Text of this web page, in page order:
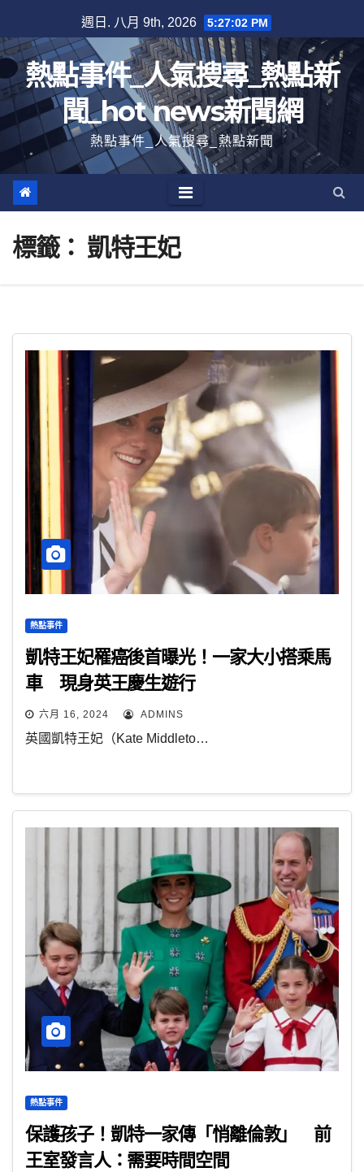
至
內
容
週日. 八月 9th, 2026 5:27:03 PM
熱點事件_人氣搜尋_熱點新
聞_hot news新聞網
熱點事件_人氣搜尋_熱點新聞
標籤： 凱特王妃
熱點事件
凱特王妃罹癌後首曝光！一家大小搭乘馬
車 現身英王慶生遊行
六月 16, 2024 ADMINS
英國凱特王妃（Kate Middleto…
熱點事件
保護孩子！凱特一家傳「悄離倫敦」 前
王室發言人：需要時間空間